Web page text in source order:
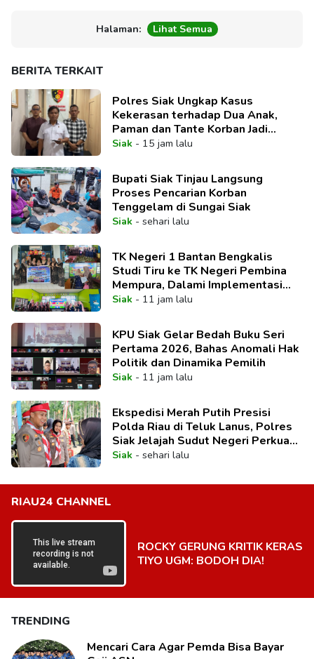
Halaman: Lihat Semua
BERITA TERKAIT
Polres Siak Ungkap Kasus
Kekerasan terhadap Dua Anak,
Paman dan Tante Korban Jadi
Tersangka
Siak- 15 jam lalu
Bupati Siak Tinjau Langsung
Proses Pencarian Korban
Tenggelam di Sungai Siak
Siak- sehari lalu
TK Negeri 1 Bantan Bengkalis
Studi Tiru ke TK Negeri Pembina
Mempura, Dalami Implementasi
Pembelajaran Mendalam
Siak- 11 jam lalu
KPU Siak Gelar Bedah Buku Seri
Pertama 2026, Bahas Anomali Hak
Politik dan Dinamika Pemilih
Siak- 11 jam lalu
Ekspedisi Merah Putih Presisi
Polda Riau di Teluk Lanus, Polres
Siak Jelajah Sudut Negeri Perkuat
Nasionalisme Sambut HUT RI ke-
Siak- sehari lalu
RIAU24 CHANNEL
ROCKY GERUNG KRITIK KERAS
TIYO UGM: BODOH DIA!
TRENDING
Mencari Cara Agar Pemda Bisa Bayar